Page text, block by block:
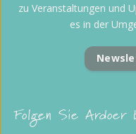
Folgen Sie Ardoer
zu Veranstaltungen und
es in der